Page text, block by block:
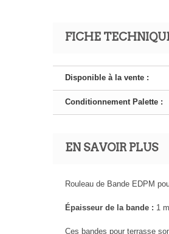
FICHE
Disponible à la vente :
Conditionnement Palette :
EN SAVOIR PLUS
Rouleau de Bande EDPM
Épaisseur de la bande : 1
Ces bandes pour terrasse